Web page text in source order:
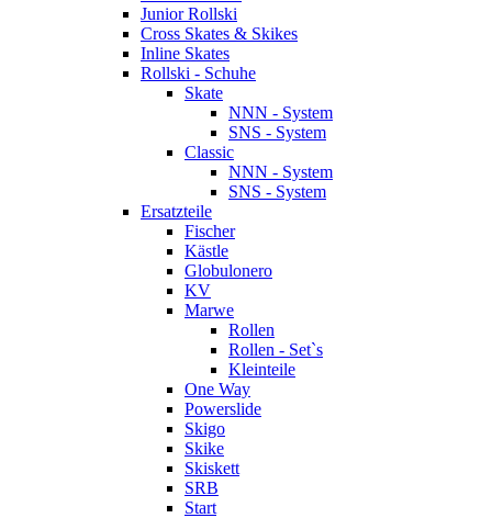
Junior Rollski
Cross Skates & Skikes
Inline Skates
Rollski - Schuhe
Skate
NNN - System
SNS - System
Classic
NNN - System
SNS - System
Ersatzteile
Fischer
Kästle
Globulonero
KV
Marwe
Rollen
Rollen - Set`s
Kleinteile
One Way
Powerslide
Skigo
Skike
Skiskett
SRB
Start